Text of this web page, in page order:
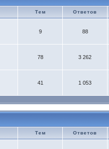
Тем Ответов
9 88
78 3 262
41 1 053
Тем Ответов